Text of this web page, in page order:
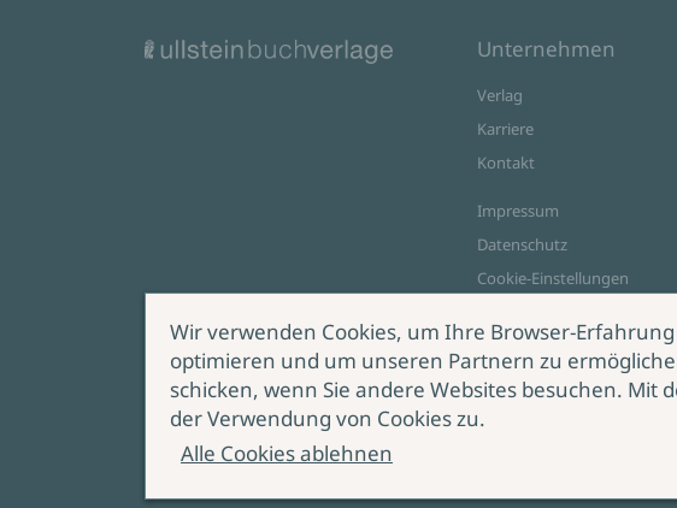
Unternehmen
Verlag
Karriere
Kontakt
Impressum
Datenschutz
Cookie-Einstellungen
Zahlungsoptionen
Wir verwenden Cookies, um Ihre Browser-
optimieren und um unseren Partnern zu
schicken, wenn Sie andere Websites besuchen. Mit
der Verwendung von Cookies zu.
Alle Cookies ablehnen